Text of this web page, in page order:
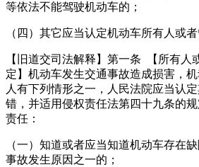
等依法不能驾驶机动车的；
（四）其它应当认定机动车所有人或
【旧道交司法解释】第一条 【所有人
定】机动车发生交通事故造成损害，
人有下列情形之一，人民法院应当认
错，并适用侵权责任法第四十九条的
责任：
（一）知道或者应当知道机动车存在
事故发生原因之一的；